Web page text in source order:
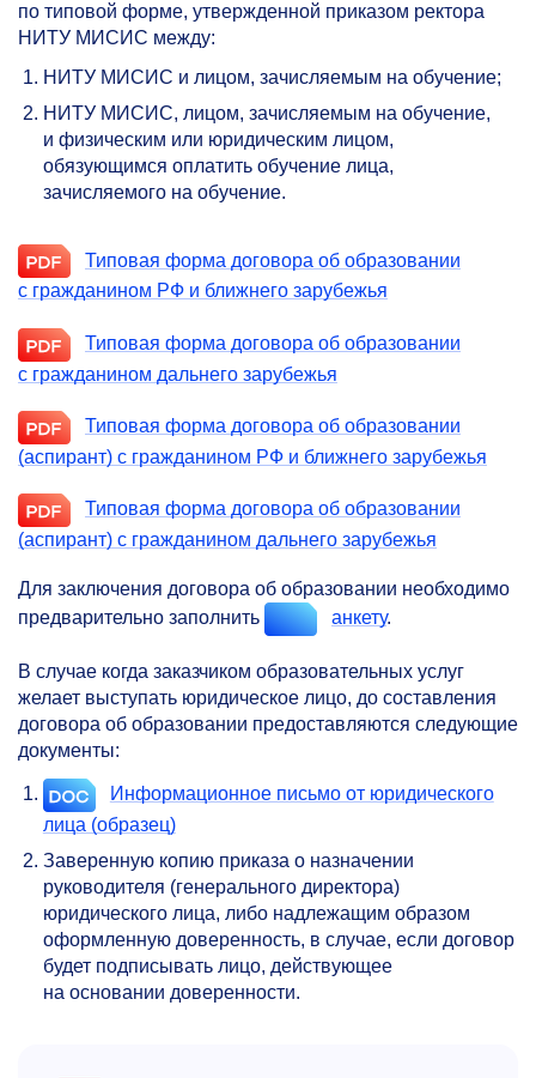
по типовой форме, утвержденной приказом ректора
НИТУ МИСИС между:
НИТУ МИСИС и лицом, зачисляемым на обучение;
НИТУ МИСИС, лицом, зачисляемым на обучение,
и физическим или юридическим лицом,
обязующимся оплатить обучение лица,
зачисляемого на обучение.
Типовая форма договора об образовании
с гражданином РФ и ближнего зарубежья
Типовая форма договора об образовании
с гражданином дальнего зарубежья
Типовая форма договора об образовании
(аспирант) с гражданином РФ и ближнего зарубежья
Типовая форма договора об образовании
(аспирант) с гражданином дальнего зарубежья
Для заключения договора об образовании необходимо
предварительно заполнить
анкету.
В случае когда заказчиком образовательных услуг
желает выступать юридическое лицо, до составления
договора об образовании предоставляются следующие
документы:
Информационное письмо от юридического
лица (образец)
Заверенную копию приказа о назначении
руководителя (генерального директора)
юридического лица, либо надлежащим образом
оформленную доверенность, в случае, если договор
будет подписывать лицо, действующее
на основании доверенности.